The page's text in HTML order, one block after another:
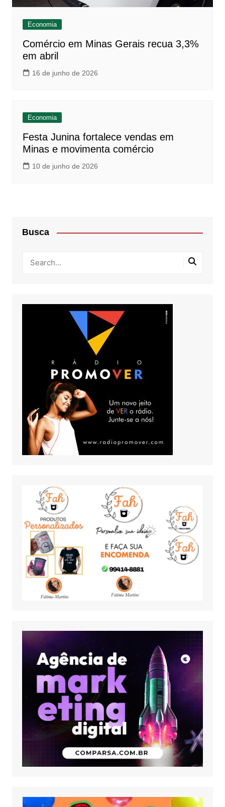
Economia
Comércio em Minas Gerais recua 3,3%
em abril
16 de junho de 2026
Economia
Festa Junina fortalece vendas em
Minas e movimenta comércio
10 de junho de 2026
Busca